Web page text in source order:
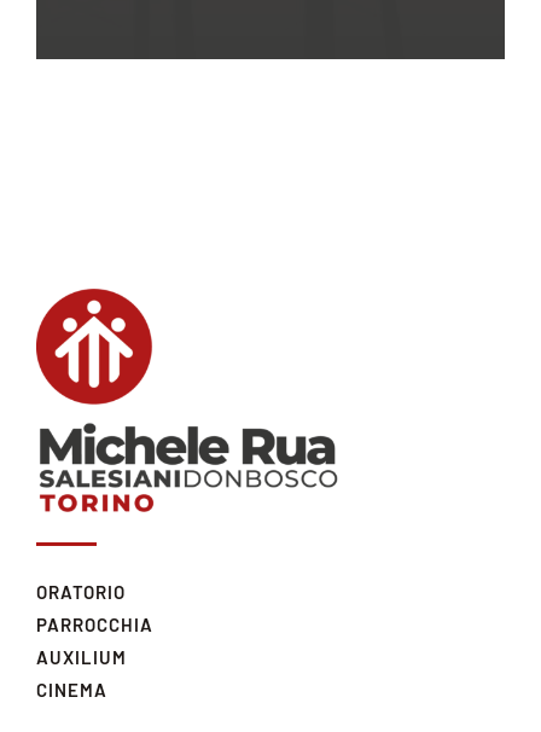
ORATORIO
PARROCCHIA
AUXILIUM
CINEMA